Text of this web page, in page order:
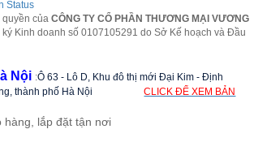
quyền củaCÔNG TY CỔ PHẦN THƯƠNG MẠI VƯƠNG
Kinh doanh số 0107105291 do Sở Kế hoạch và Đầu
Nội :Ô 63 - Lô D, Khu đô thị mới Đại Kim - Định
thành phố Hà Nội
CLICK ĐỂ XEM BẢN
hàng, lắp đặt tận nơi